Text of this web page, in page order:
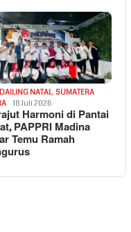
NATAL, SUMATERA
18 Juli 2026
Harmoni di Pantai
PAPPRI Madina
Temu Ramah